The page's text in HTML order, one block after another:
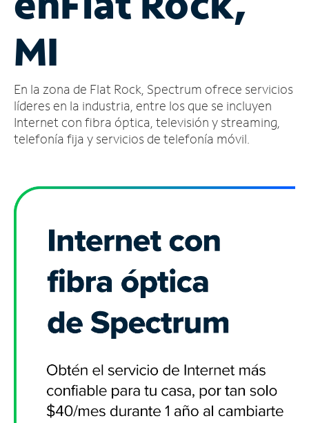
cuenta
Encuentra
tienda
MI
En la zona de Flat Rock, Spectrum ofrece servicios
líderes en la industria, entre los que se incluyen
Internet con fibra óptica, televisión y streaming,
telefonía fija y servicios de telefonía móvil.